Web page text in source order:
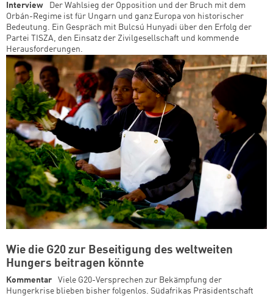
Interview
Der Wahlsieg der Opposition und der Bruch mit dem
Orbán-Regime ist für Ungarn und ganz Europa von historischer
Bedeutung. Ein Gespräch mit Bulcsú Hunyadi über den Erfolg der
Partei TISZA, den Einsatz der Zivilgesellschaft und kommende
Herausforderungen.
Wie die G20 zur Beseitigung des weltweiten
Hungers beitragen könnte
Kommentar
Viele G20-Versprechen zur Bekämpfung der
Hungerkrise blieben bisher folgenlos. Südafrikas Präsidentschaft